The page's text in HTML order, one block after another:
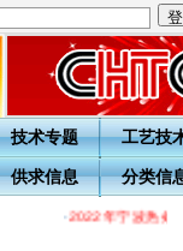
技术专题 工艺技
供求信息 分类信
·2022年宁波热处